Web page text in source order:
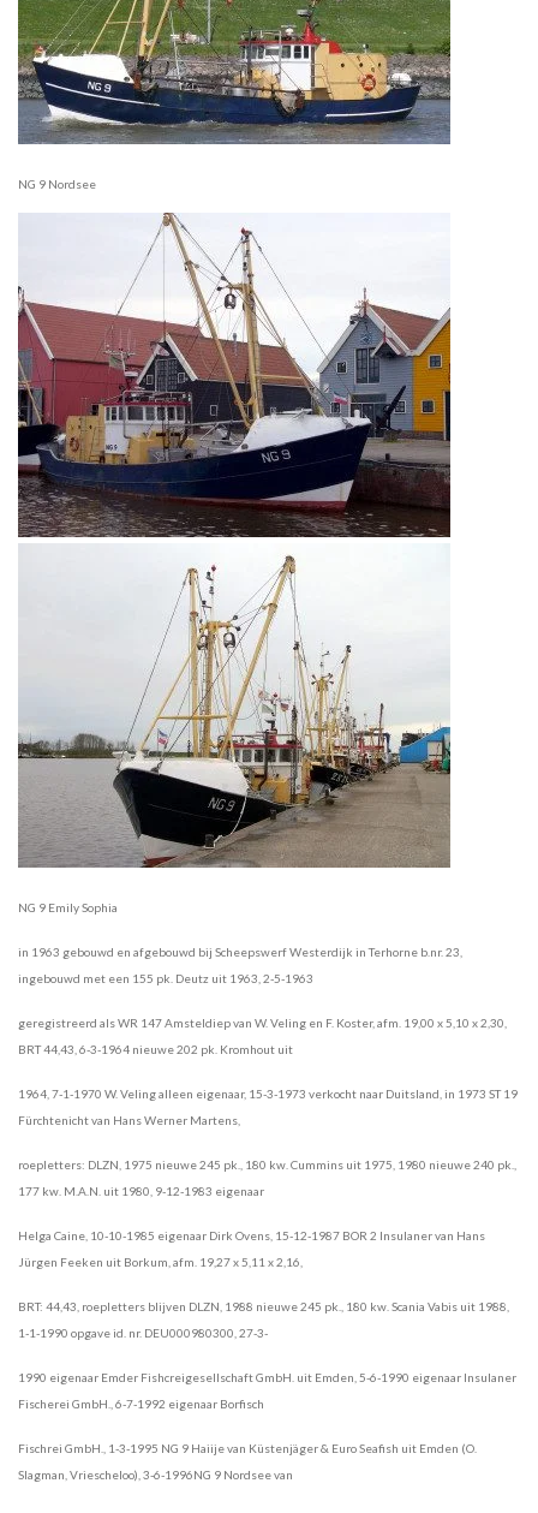
NG 9 Nordsee
NG 9 Emily Sophia
in 1963 gebouwd en afgebouwd bij Scheepswerf Westerdijk in Terhorne b.nr. 23,
ingebouwd met een 155 pk. Deutz uit 1963, 2-5-1963
geregistreerd als WR 147 Amsteldiep van W. Veling en F. Koster, afm. 19,00 x 5,10 x 2,30,
BRT 44,43, 6-3-1964 nieuwe 202 pk. Kromhout uit
1964, 7-1-1970 W. Veling alleen eigenaar, 15-3-1973 verkocht naar Duitsland, in 1973 ST 19
Fürchtenicht van Hans Werner Martens,
roepletters: DLZN, 1975 nieuwe 245 pk., 180 kw. Cummins uit 1975, 1980 nieuwe 240 pk.,
177 kw. M.A.N. uit 1980, 9-12-1983 eigenaar
Helga Caine, 10-10-1985 eigenaar Dirk Ovens, 15-12-1987 BOR 2 Insulaner van Hans
Jürgen Feeken uit Borkum, afm. 19,27 x 5,11 x 2,16,
BRT: 44,43, roepletters blijven DLZN, 1988 nieuwe 245 pk., 180 kw. Scania Vabis uit 1988,
1-1-1990 opgave id. nr. DEU000980300, 27-3-
1990 eigenaar Emder Fishcreigesellschaft GmbH. uit Emden, 5-6-1990 eigenaar Insulaner
Fischerei GmbH., 6-7-1992 eigenaar Borfisch
Fischrei GmbH., 1-3-1995 NG 9 Haiije van Küstenjäger & Euro Seafish uit Emden (O.
Slagman, Vriescheloo), 3-6-1996NG 9 Nordsee van